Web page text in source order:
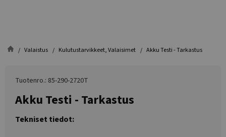
Valaistus Kulutustarvikkeet, Valaisimet Akku Testi - Tarkastus
Tuotenro.: 85-290-2720T
Akku Testi - Tarkastus
Tekniset tiedot: